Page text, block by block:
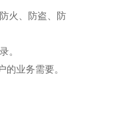
火、防盗、防
。
业务需要。